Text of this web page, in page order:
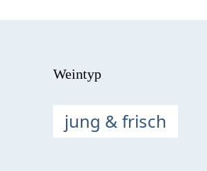
Weintyp
jung & frisch